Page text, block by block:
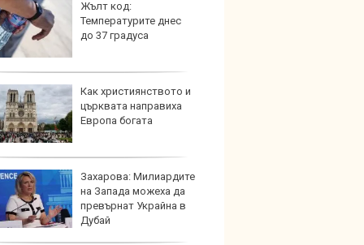
Жълт код:
Температурите днес
до 37 градуса
Как християнството и
църквата направиха
Европа богата
Захарова: Милиардите
на Запада можеха да
превърнат Украйна в
Дубай